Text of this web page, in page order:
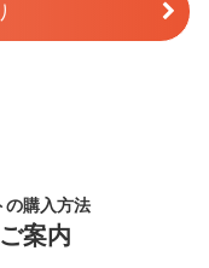
の購入方法
案内